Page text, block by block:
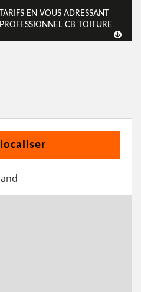
EN VOUS ADRESSANT
CB TOITURE